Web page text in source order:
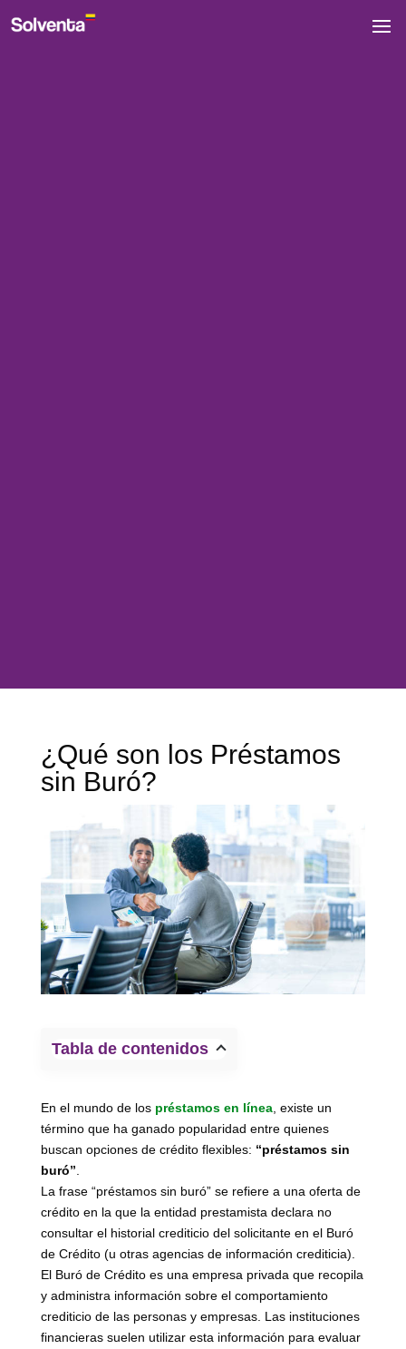
¿Qué son los Préstamos
sin Buró?
Tabla de contenidos
En el mundo de los préstamos en línea, existe un
término que ha ganado popularidad entre quienes
buscan opciones de crédito flexibles: “préstamos sin
buró”
La frase “préstamos sin buró” se refiere a una oferta de
crédito en la que la entidad prestamista declara no
consultar el historial crediticio del solicitante en el Buró
de Crédito (u otras agencias de información crediticia).
El Buró de Crédito es una empresa privada que recopila
y administra información sobre el comportamiento
crediticio de las personas y empresas. Las instituciones
financieras suelen utilizar esta información para evaluar